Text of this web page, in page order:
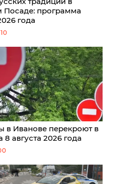
Посаде: программа
года
в Иванове перекроют в
августа 2026 года